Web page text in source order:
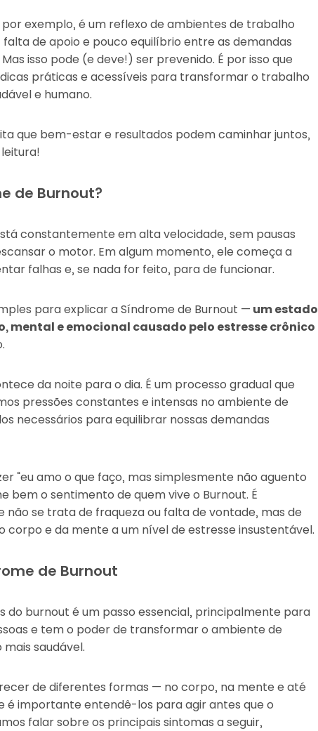
por exemplo, é um reflexo de ambientes de trabalho
de apoio e pouco equilíbrio entre as demandas
isso pode (e deve!) ser prevenido. É por isso que
práticas e acessíveis para transformar o trabalho
e humano.
que bem-estar e resultados podem caminhar juntos,
de Burnout?
constantemente em alta velocidade, sem pausas
o motor. Em algum momento, ele começa a
falhas e, se nada for feito, para de funcionar.
para explicar a Síndrome de Burnout — um estado
mental e emocional causado pelo estresse crônico
da noite para o dia. É um processo gradual que
pressões constantes e intensas no ambiente de
necessários para equilibrar nossas demandas
“eu amo o que faço, mas simplesmente não aguento
bem o sentimento de quem vive o Burnout. É
se trata de fraqueza ou falta de vontade, mas de
corpo e da mente a um nível de estresse insustentável.
de Burnout
do burnout é um passo essencial, principalmente para
e tem o poder de transformar o ambiente de
saudável.
de diferentes formas — no corpo, na mente e até
importante entendê-los para agir antes que o
falar sobre os principais sintomas a seguir,